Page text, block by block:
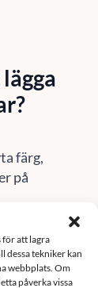
för att lagra
dessa tekniker kan
webbplats. Om
påverka vissa
färg,
på
i ditt